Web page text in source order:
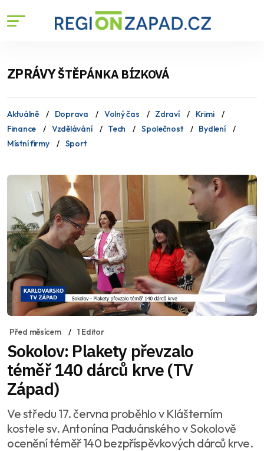
ZPRÁVYŠTĚPÁNKA BÍZKOVÁ
Aktuálně Doprava Volný čas Zdraví
Krimi
Finance
Vzdělávání Tech Společnost
Bydlení
Místní firmy
Sport
Před měsícem 1 Editor
Sokolov: Plakety převzalo
téměř 140 dárců krve (TV
Západ)
Ve středu 17. června proběhlo v Klášterním
kostele sv. Antonína Paduánského v Sokolově
ocenění téměř 140 bezpříspěvkových dárců krve.